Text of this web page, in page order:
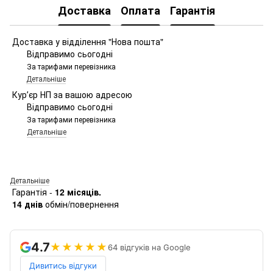
Доставка Оплата Гарантія
Доставка у відділення "Нова пошта"
Відправимо сьогодні
За тарифами перевізника
Детальніше
Курʼєр НП за вашою адресою
Відправимо сьогодні
За тарифами перевізника
Детальніше
Детальніше
Гарантія - 12 місяців.
14 днів обмін/повернення
4.7★★★★★64 відгуків на Google
Дивитись відгуки